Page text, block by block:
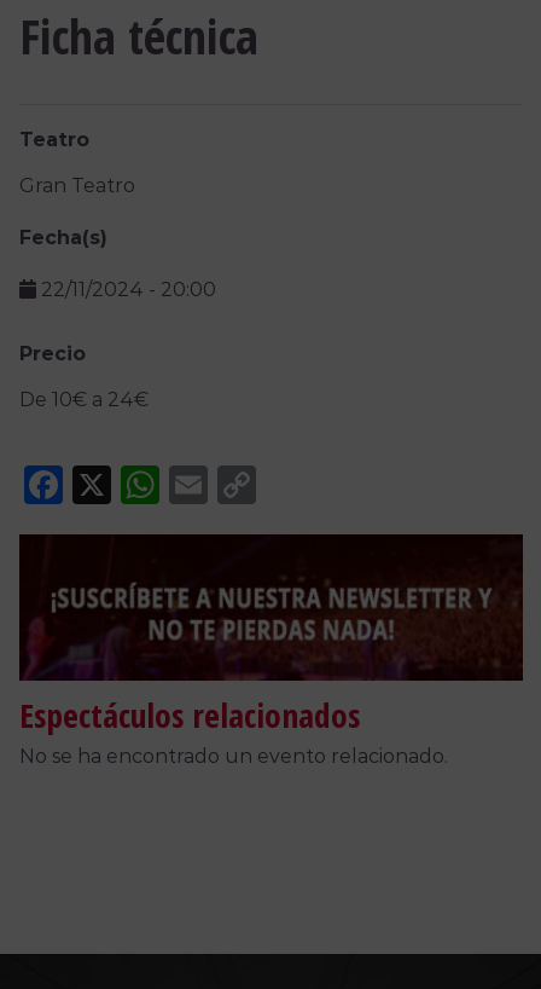
Ficha técnica
Teatro
Gran Teatro
Fecha(s)
22/11/2024 - 20:00
Precio
De 10€ a 24€
Facebook
X WhatsApp
Email
Copy
Link
Espectáculos relacionados
No se ha encontrado un evento relacionado.